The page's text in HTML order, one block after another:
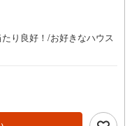
り良好！/お好きなハウス